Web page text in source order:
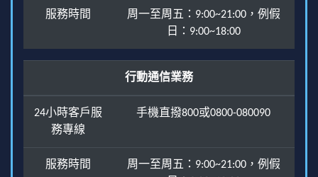
服務時間
周一至周五：9:00~21:00，例假
日：9:00~18:00
行動通信業務
24小時客戶服
務專線
手機直撥800或0800-080090
服務時間
周一至周五：9:00~21:00，例假